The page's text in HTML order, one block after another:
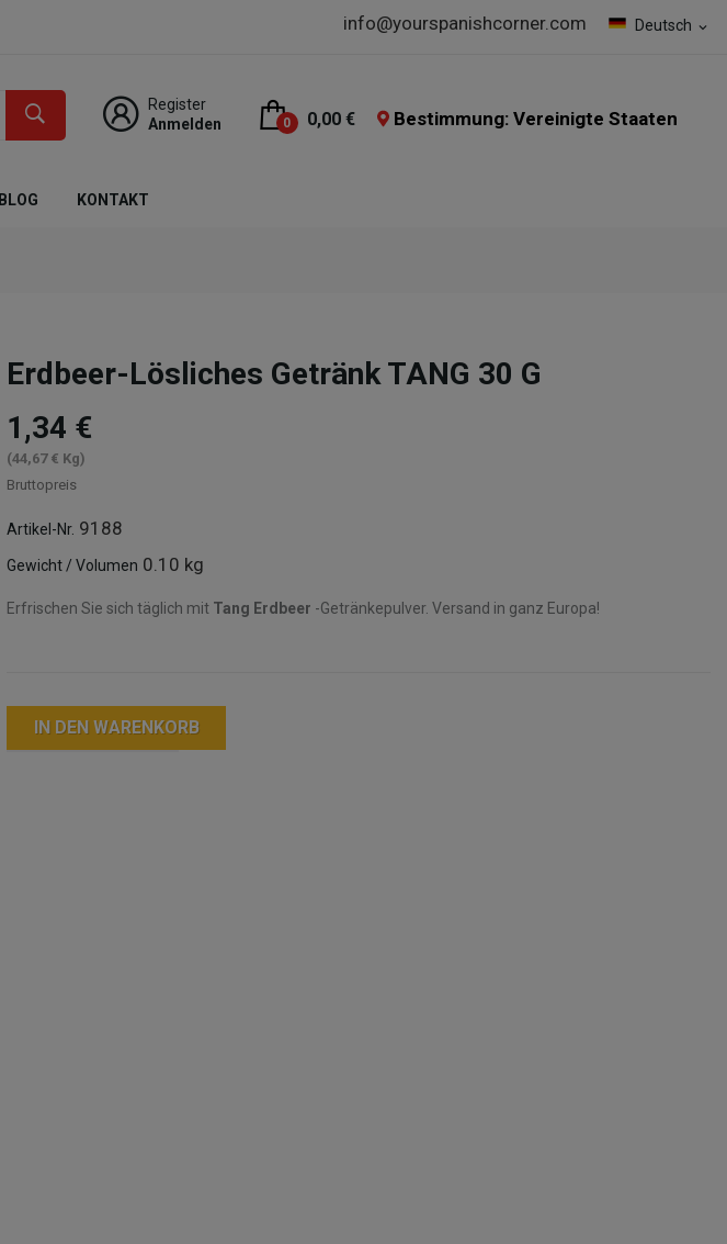
Deutsch expand_more
info@yourspanishcorner.com
Register
Anmelden
0 0,00 € Bestimmung: Vereinigte Staaten
BLOG KONTAKT
Erdbeer-Lösliches Getränk TANG 30 G
1,34 €
(44,67 € Kg)
Bruttopreis
Artikel-Nr. 9188
Gewicht / Volumen 0.10 kg
Erfrischen Sie sich täglich mit Tang Erdbeer -Getränkepulver. Versand in ganz Europa!
IN DEN WARENKORB